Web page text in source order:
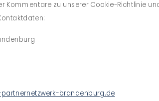
Kommentare zu unserer Cookie-Richtlinie
brandenburg.de